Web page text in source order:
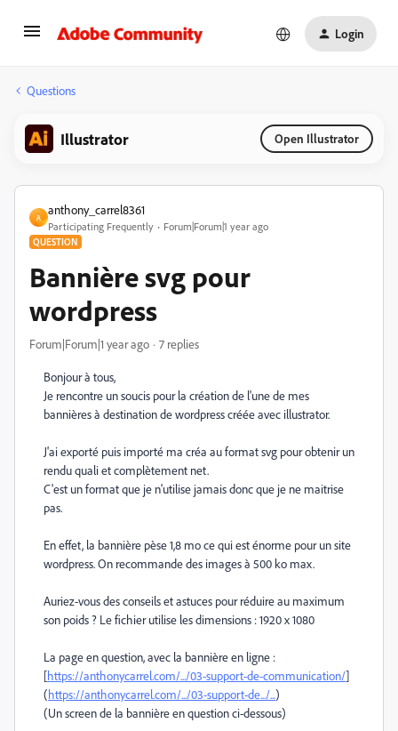
Login
Questions
Illustrator Open Illustrator
A
anthony_carrel8361
Participating Frequently Forum|Forum|1 year ago
QUESTION
Bannière svg pour
wordpress
Forum|Forum|1 year ago 7 replies
Bonjour à tous,
Je rencontre un soucis pour la création de l'une de mes
bannières à destination de wordpress créée avec illustrator.
J'ai exporté puis importé ma créa au format svg pour obtenir un
rendu quali et complètement net.
C'est un format que je n'utilise jamais donc que je ne maitrise
pas.
En effet, la bannière pèse 1,8 mo ce qui est énorme pour un site
wordpress. On recommande des images à 500 ko max.
Auriez-vous des conseils et astuces pour réduire au maximum
son poids ? Le fichier utilise les dimensions : 1920 x 1080
La page en question, avec la bannière en ligne :
[https://anthonycarrel.com/.../03-support-de-communication/]
(https://anthonycarrel.com/.../03-support-de.../...)
(Un screen de la bannière en question ci-dessous)